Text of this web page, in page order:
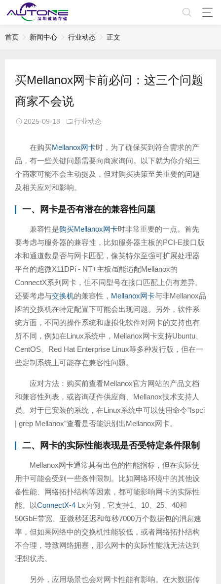
首页 新闻中心 行业动态 正文
买Mellanox网卡前必问：这三个问题
商家不会说
2025-09-18 行业动态
在购买Mellanox网卡时，为了确保买到符合需求的产
品，有一些关键问题需要向商家询问。以下就为你介绍三
个商家可能不会主动提及，但对购买决策至关重要的问题
及相关应对和影响。
一、网卡是否有潜在的兼容性问题
兼容性是购买Mellanox网卡时非常重要的一点。首先
要考虑与服务器的兼容性，比如服务器主板的PCI-E接口版
本和通道数是否与网卡匹配，像英特尔至强可扩展处理器
平台的超微X11DPi - NT+主板虽能适配Mellanox的
ConnectX系列网卡，但不同型号在接口匹配上仍有差异。
还要考虑与交换机的兼容性， Mellanox网卡与非Mellanox品
牌的交换机在特定配置下可能会出现问题。另外，软件系
统方面，不同的操作系统和虚拟化软件对网卡的支持也有
所不同，例如在Linux系统中，Mellanox网卡支持Ubuntu、
CentOS、Red Hat Enterprise Linux等多种发行版，但在一
些定制系统上可能存在兼容性问题。
应对方法：购买前查看Mellanox官方网站的产品文档
和兼容性列表，或咨询硬件供应商、Mellanox技术支持人
员。对于已安装的系统，在Linux系统中可以使用命令“lspci
| grep Mellanox”查看是否能识别出Mellanox网卡。
二、网卡的实际性能表现是否受特定条件限制
Mellanox网卡通常具有出色的性能指标，但在实际使
用中可能会受到一些条件限制。比如网络环境中的其他设
备性能、网络拓扑结构等因素，都可能影响网卡的实际性
能。以ConnectX-4 Lx为例，它支持1、10、25、40和
50GbE带宽、亚微秒延迟和每秒7000万个数据包的消息速
率，但如果网络中的交换机性能较低，或者网络拓扑结构
不合理，导致网络拥塞，那么网卡的实际性能就无法达到
理想状态。
另外，应用场景也会对网卡性能有影响。在大数据传